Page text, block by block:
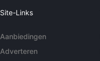
Site-Links
Aanbiedingen
Adverteren